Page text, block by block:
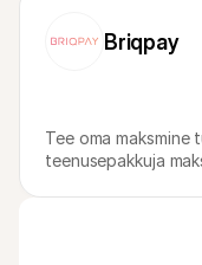
Briqpay
Tee oma maksmine
teenusepakkuja